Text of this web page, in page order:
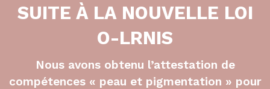
SUITE À LA NOUVELLE LOI
O-LRNIS
Nous avons obtenu l’attestation de
compétences « peau et pigmentation » pour